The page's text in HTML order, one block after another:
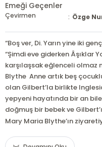
Emeği Geçenler
Çevirmen : Özge
“Boş ver, Di. Yarın yine iki
“Şimdi eve giderken Âşıklar
karşılaşsak eğlenceli olmaz
Blythe Anne artık beş
olan Gilbert’la birlikte
yepyeni hayatında bir an
doğmuş bir bebek ve
Mary Maria Blythe’ın